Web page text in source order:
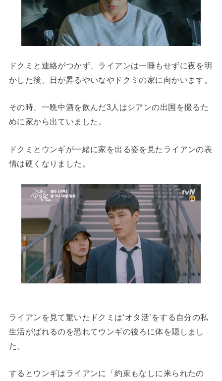
ドクミと連絡がつかず、ライアンは一睡もせずに夜を明
かした後、日が昇るやいなやドクミの家に向かいます。
その時、一晩中酒を飲んだ3人はシアンの出国を撮るた
めに家から出ていました。
ドクミとウンギが一緒に家を出る姿を見たライアンの表
情は硬くなりました。
ライアンを見て驚いたドクミは‘オタ活’をする自分の私
生活がばれるのを恐れてウンギの後ろに体を隠しまし
た。
するとウンギはライアンに「約束もなしに来られたの